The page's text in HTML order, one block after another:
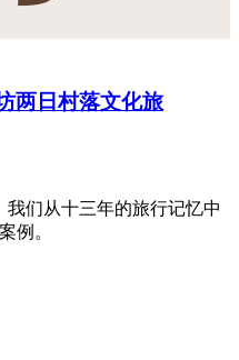
两日村落文化旅
们从十三年的旅行记忆中
例。